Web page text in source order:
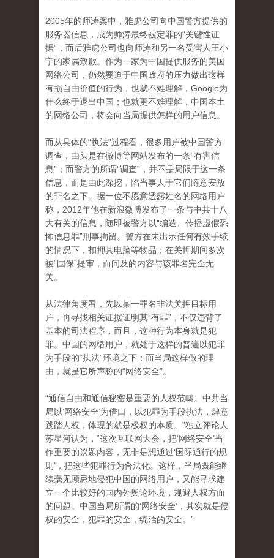
2005年的师涛案中，雅虎公司向中国警方提供的
服务器信息，成为师涛最终被定罪的“关键性证
据”，而后雅虎公司也向师涛和另一名受害人王小
宁的家属致歉。作为一家为中国提供服务的美国
网络公司，仍然要迫于中国政府的压力做出这样
有损自由价值的行为，也就不难理解，Google为
什么终于退出中国；也就更不难理解，中国本土
的网络公司，将会向当局提供怎样的用户信息。
而从具体的“执法”过程看，很多用户被中国警方
调查，由头是在微博等网站发布的一条“有害信
息”；而警方的所谓“调查”，并不是局限于这一条
信息，而是由此深挖，陷当事人于它们随意安放
的罪名之下。据一位不愿意透露姓名的网络用户
称，2012年他在新浪微博发布了一条与中共十八
大有关的信息，随即被警方以“编造、传播虚假恐
怖信息罪”刑事拘留。警方在未出示任何有效手续
的情况下，扣押其电脑等物品；在关押期间多次
被“国保”提审，而问及的内容与该罪名完全无
关。
从法律角度看，先以某一罪名非法关押目标用
户，再寻找相关证据证明其“有罪”，不仅违背了
基本的司法程序，而且，这种行为本身就是犯
罪。中国的网络用户，就处于这样的普遍以犯罪
为手段的“执法”环境之下；而当局这样做的理
由，就是它所声称的“网络安全”。
“通信自由和通信秘密是重要的人权范畴。中共当
局以‘网络安全’为借口，以犯罪为手段执法，肆意
践踏人权，体现的就是极权的本质。”独立评论人
苏星河认为，“这次互联网大会，把‘网络安全’当
作重要的议题内容，无非是想通过‘国际通行的规
则’，把这些犯罪行为合法化。这样，当局既能继
续毫无顾忌地侵犯中国的网络用户，又能寻求建
立一个比较好的国内外舆论环境，规避人权方面
的问题。中国当局所谓的‘网络安全’，其实就是侵
权的安全，犯罪的安全，统治的安全。”